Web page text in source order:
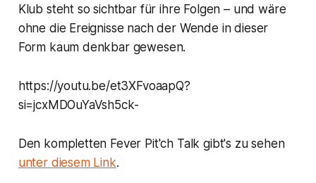
Klub steht so sichtbar für ihre Folgen – und wäre
ohne die Ereignisse nach der Wende in dieser
Form kaum denkbar gewesen.
https://youtu.be/et3XFvoaapQ?
si=jcxMDOuYaVsh5ck-
Den kompletten Fever Pit'ch Talk gibt's zu sehen
unter diesem Link.